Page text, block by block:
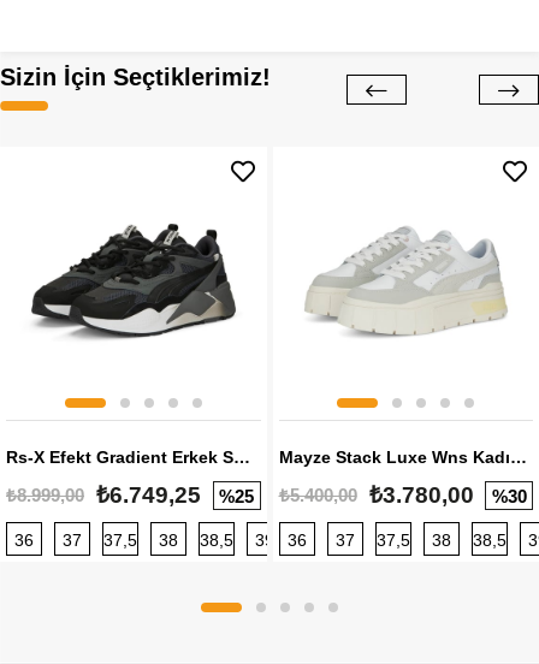
Sizin İçin Seçtiklerimiz!
Rs-X Efekt Gradient Erkek Sneaker
₺8.999,00 ₺6.749,25 %25
36 37 37,5 38 38,5 39 40 40,5 41 42 42,5
Mayze Stack Luxe Wns Kadın Sneaker
₺5.400,00 ₺3.780,00 %30
36 37 37,5 38 38,5